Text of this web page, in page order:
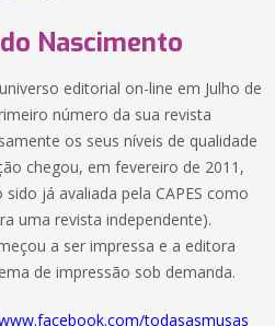
Nascimento
editorial on-line em Julho de
número da sua revista
os seus níveis de qualidade
chegou, em fevereiro de 2011,
já avaliada pela CAPES como
uma revista independente).
a ser impressa e a editora
de impressão sob demanda.
todasasmusas